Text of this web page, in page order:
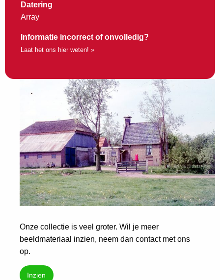
Datering
Array
Informatie incorrect of onvolledig?
Laat het ons hier weten! »
Onze collectie is veel groter. Wil je meer
beeldmateriaal inzien, neem dan contact met ons
op.
Inzien